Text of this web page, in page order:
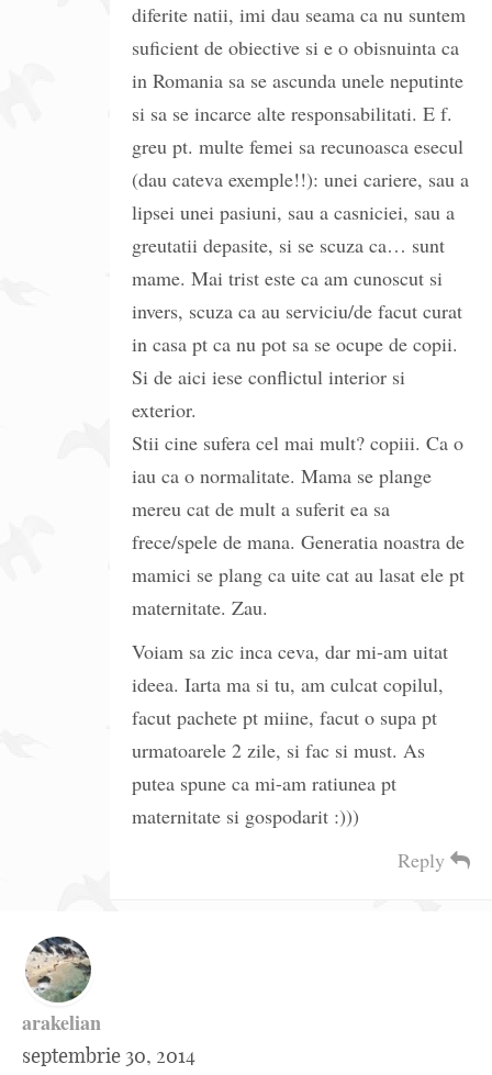
diferite natii, imi dau seama ca nu suntem
suficient de obiective si e o obisnuinta ca
in Romania sa se ascunda unele neputinte
si sa se incarce alte responsabilitati. E f.
greu pt. multe femei sa recunoasca esecul
(dau cateva exemple!!): unei cariere, sau a
lipsei unei pasiuni, sau a casniciei, sau a
greutatii depasite, si se scuza ca… sunt
mame. Mai trist este ca am cunoscut si
invers, scuza ca au serviciu/de facut curat
in casa pt ca nu pot sa se ocupe de copii.
Si de aici iese conflictul interior si
exterior.
Stii cine sufera cel mai mult? copiii. Ca o
iau ca o normalitate. Mama se plange
mereu cat de mult a suferit ea sa
frece/spele de mana. Generatia noastra de
mamici se plang ca uite cat au lasat ele pt
maternitate. Zau.
Voiam sa zic inca ceva, dar mi-am uitat
ideea. Iarta ma si tu, am culcat copilul,
facut pachete pt miine, facut o supa pt
urmatoarele 2 zile, si fac si must. As
putea spune ca mi-am ratiunea pt
maternitate si gospodarit :)))
Reply
arakelian
septembrie 30, 2014